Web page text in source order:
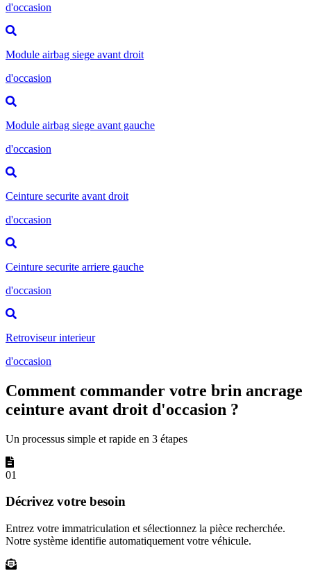
d'occasion
Module airbag siege avant droit
d'occasion
Module airbag siege avant gauche
d'occasion
Ceinture securite avant droit
d'occasion
Ceinture securite arriere gauche
d'occasion
Retroviseur interieur
d'occasion
Comment commander votre brin ancrage
ceinture avant droit d'occasion ?
Un processus simple et rapide en 3 étapes
01
Décrivez votre besoin
Entrez votre immatriculation et sélectionnez la pièce recherchée.
Notre système identifie automatiquement votre véhicule.